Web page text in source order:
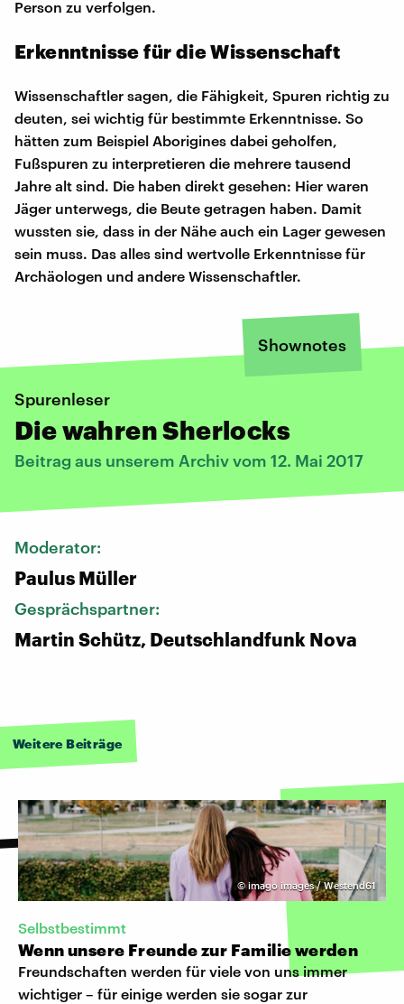
Person zu verfolgen.
Erkenntnisse für die Wissenschaft
Wissenschaftler sagen, die Fähigkeit, Spuren richtig zu
deuten, sei wichtig für bestimmte Erkenntnisse. So
hätten zum Beispiel Aborigines dabei geholfen,
Fußspuren zu interpretieren die mehrere tausend
Jahre alt sind. Die haben direkt gesehen: Hier waren
Jäger unterwegs, die Beute getragen haben. Damit
wussten sie, dass in der Nähe auch ein Lager gewesen
sein muss. Das alles sind wertvolle Erkenntnisse für
Archäologen und andere Wissenschaftler.
Shownotes
Spurenleser
Die wahren Sherlocks
Beitrag aus unserem Archiv vom 12. Mai 2017
Moderator:
Paulus Müller
Gesprächspartner:
Martin Schütz, Deutschlandfunk Nova
Weitere Beiträge
©imago images / Westend61
Selbstbestimmt
Wenn unsere Freunde zur Familie werden
Freundschaften werden für viele von uns immer
wichtiger – für einige werden sie sogar zur